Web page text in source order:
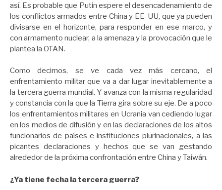
así. Es probable que Putin espere el desencadenamiento de
los conflictos armados entre China y EE-UU, que ya pueden
divisarse en el horizonte, para responder en ese marco, y
con armamento nuclear, a la amenaza y la provocación que le
plantea la OTAN.
Como decimos, se ve cada vez más cercano, el
enfrentamiento militar que va a dar lugar inevitablemente a
la tercera guerra mundial. Y avanza con la misma regularidad
y constancia con la que la Tierra gira sobre su eje. De a poco
los enfrentamientos militares en Ucrania van cediendo lugar
en los medios de difusión y en las declaraciones de los altos
funcionarios de países e instituciones plurinacionales, a las
picantes declaraciones y hechos que se van gestando
alrededor de la próxima confrontación entre China y Taiwán.
¿Ya tiene fecha la tercera guerra?